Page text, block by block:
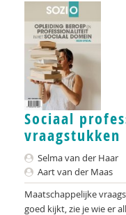
GREVIO
het
huisarts
KNMG
Landelijk
LIDIE
Maatschappelijk
Sociaal
vraagstukken
Selma van der Haar
Aart van der Maas
Maatschappelijke
goed kijkt, zie je wie er